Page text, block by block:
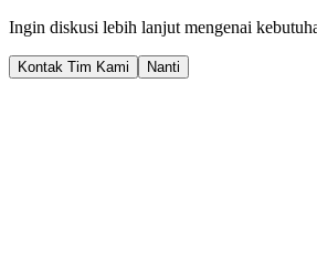
Ingin diskusi lebih lanjut mengenai
Kontak Tim Kami Nanti